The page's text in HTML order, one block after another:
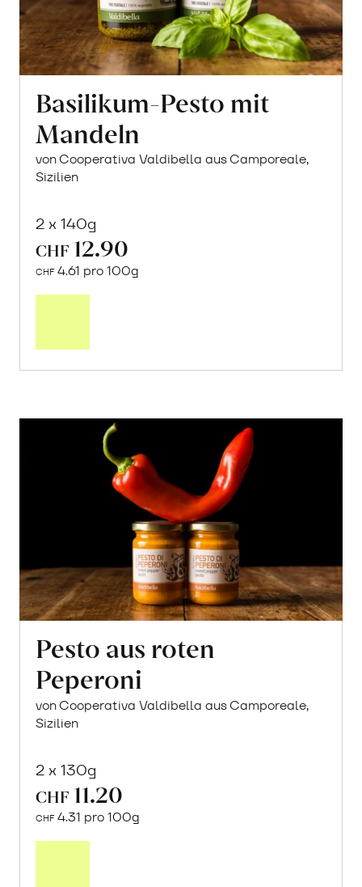
Basilikum-Pesto mit
Mandeln
von Cooperativa Valdibella aus Camporeale,
Sizilien
2 x 140g
CHF 12.90
CHF 4.61 pro 100g
Pesto aus roten
Peperoni
von Cooperativa Valdibella aus Camporeale,
Sizilien
2 x 130g
CHF 11.20
CHF 4.31 pro 100g